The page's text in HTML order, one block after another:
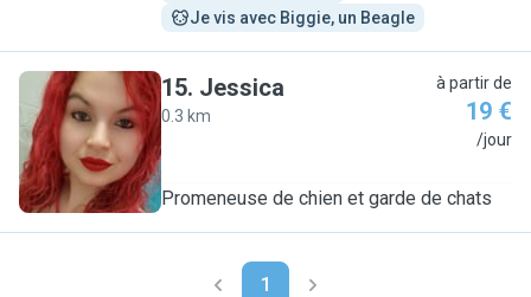
Je vis avec Biggie, un Beagle
J
15. Jessica
0.3 km
à partir de
19 €
/jour
Promeneuse de chien et garde de chats
1